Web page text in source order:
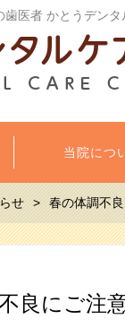
医者 かとうデンタ
当院につ
せ 春の体調不
良にご注